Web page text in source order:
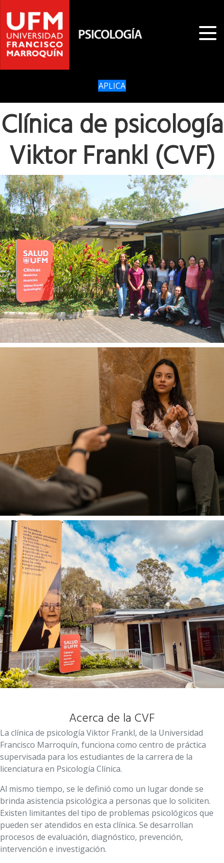
APLICA
Clínica de psicología
Viktor Frankl (CVF)
Acerca de la CVF
La clínica de psicología Viktor Frankl, de la Universidad
Francisco Marroquín, funciona como centro de práctica
supervisada para los estudiantes de la carrera de la
licenciatura en Psicología Clínica.
Al mismo tiempo, se le definió como un lugar donde se
brinda asistencia psicológica a personas que lo soliciten.
Existen limitantes del tipo de problemas psicológicos que
pueden ser atendidos en esta clínica. Se desarrollan
procesos de evaluación, diagnóstico, prevención,
intervención e investigación.